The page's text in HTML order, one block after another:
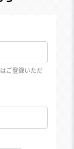
ご登録いただ